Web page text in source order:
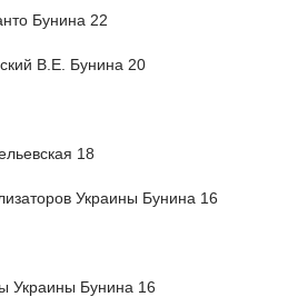
Бунина 22
В.Е. Бунина 20
18
Украины Бунина 16
Украины Бунина 16